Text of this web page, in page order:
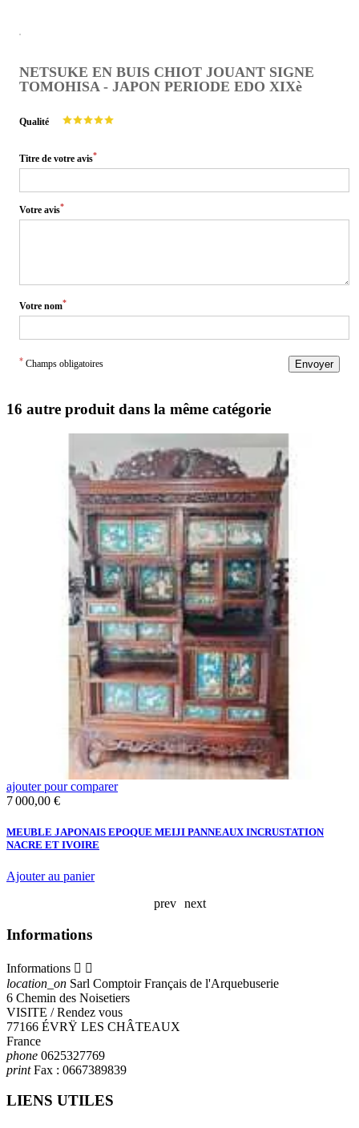
NETSUKE EN BUIS CHIOT JOUANT SIGNE
TOMOHISA - JAPON PERIODE EDO XIXè
Qualité
Titre de votre avis*
Votre avis*
Votre nom*
* Champs obligatoires Envoyer
16 autre produit dans la même catégorie
ajouter pour comparer
Prix
7 000,00 €
MEUBLE JAPONAIS EPOQUE MEIJI PANNEAUX INCRUSTATION
NACRE ET IVOIRE
Ajouter au panier
prev
next
Informations
Informations  
location_on Sarl Comptoir Français de l'Arquebuserie
6 Chemin des Noisetiers
VISITE / Rendez vous
77166 ÉVRŸ LES CHÂTEAUX
France
phone 0625327769
printFax : 0667389839
LIENS UTILES